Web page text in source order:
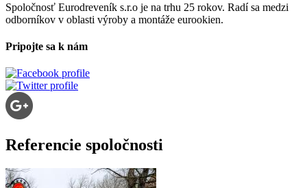
Spoločnosť Eurodreveník s.r.o je na trhu 25 rokov. Radí sa medzi
odborníkov v oblasti výroby a montáže eurookien.
Pripojte sa k nám
Referencie spoločnosti